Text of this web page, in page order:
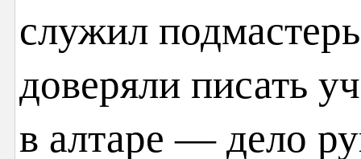
служил
доверяли писать
в алтаре — дело